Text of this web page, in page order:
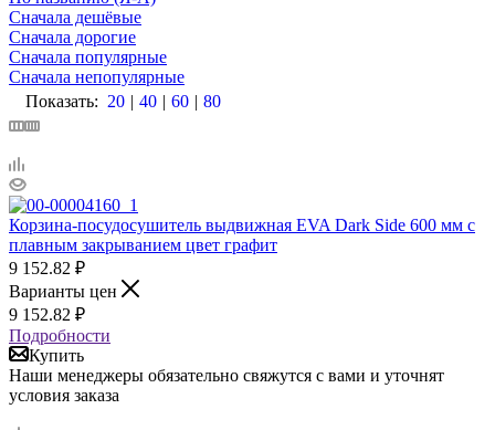
Сначала дешёвые
Сначала дорогие
Сначала популярные
Сначала непопулярные
Показать: 20 | 40 | 60 | 80
Корзина-посудосушитель выдвижная EVA Dark Side 600 мм с
плавным закрыванием цвет графит
9 152.82 ₽
Варианты цен
9 152.82 ₽
Подробности
Купить
Наши менеджеры обязательно свяжутся с вами и уточнят
условия заказа